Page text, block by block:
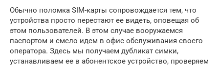
Обычно поломка SIM-карты сопровождается тем, что
устройства просто перестают ее видеть, оповещая об
этом пользователей. В этом случае вооружаемся
паспортом и смело идем в офис обслуживания своего
оператора. Здесь мы получаем дубликат симки,
устанавливаем ее в абонентское устройство, проверяем